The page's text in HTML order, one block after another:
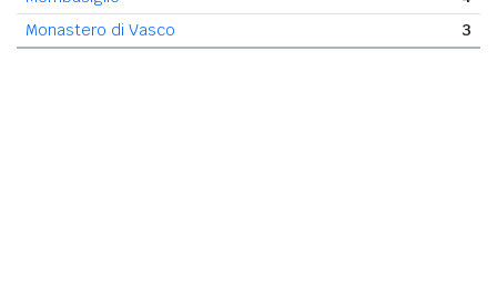
Monastero di Vasco
3